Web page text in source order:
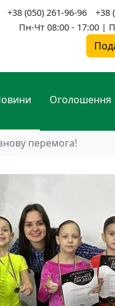
+38 (050) 261-96-96 +38
Пн-Чт 08:00 - 17:00 |
Оголошення
перемога!